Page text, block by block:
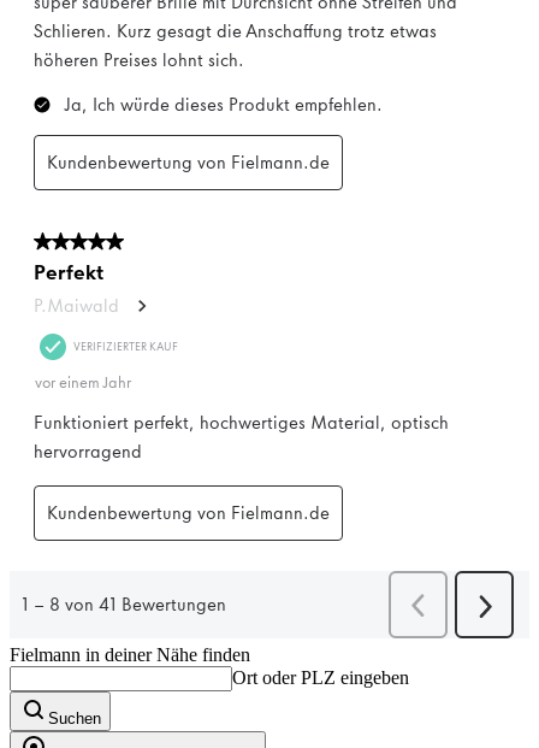
Fielmann in deiner Nähe finden
Ort oder PLZ eingeben
Suchen